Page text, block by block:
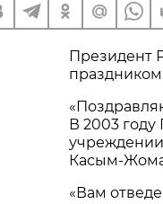
Президент
В 2003
Касым-
«Вам